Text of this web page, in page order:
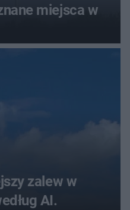
miejsca w
zalew w
AI.